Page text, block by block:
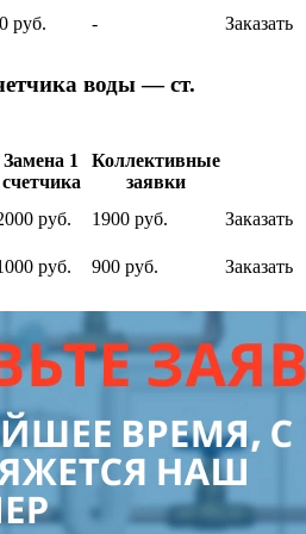
руб. - Заказать
воды — ст.
Замена 1
счетчика
Коллективные
заявки
руб. 1900 руб.
Заказать
руб. 900 руб. Заказать